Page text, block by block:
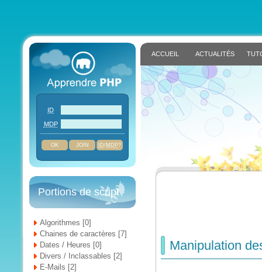
ACCUEIL ACTUALITÉS
Manipulation
ID
MDP
JOIN ID/MDP?
Portions de script
Algorithmes [0]
Chaines de caractères [7]
Dates / Heures [0]
Divers / Inclassables [2]
E-Mails [2]